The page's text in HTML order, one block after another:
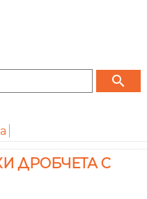
search
ДРОБЧЕТА С